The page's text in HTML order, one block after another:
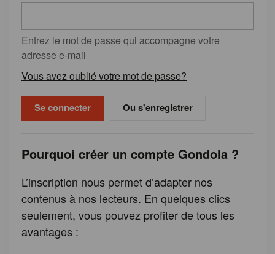
Entrez le mot de passe qui accompagne votre
adresse e-mail
Vous avez oublié votre mot de passe?
Ou s'enregistrer
Pourquoi créer un compte Gondola ?
L’inscription nous permet d’adapter nos
contenus à nos lecteurs. En quelques clics
seulement, vous pouvez profiter de tous les
avantages :